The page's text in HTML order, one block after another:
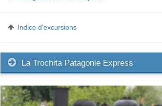
Indice d'excursions
La Trochita Patagonie Express